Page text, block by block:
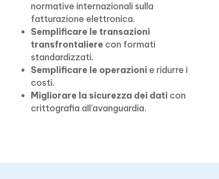
normative internazionali sulla
fatturazione elettronica.
Semplificare le transazioni
transfrontaliere con formati
standardizzati.
Semplificare le operazioni e ridurre i
costi.
Migliorare la sicurezza dei dati con
crittografia all’avanguardia.